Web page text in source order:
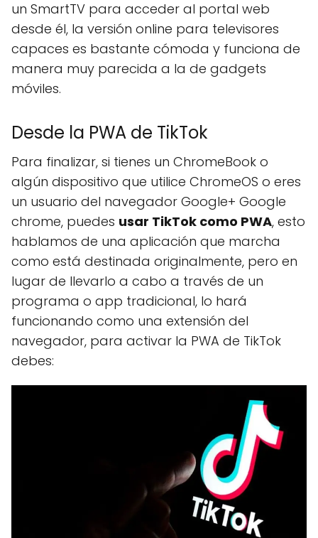
un SmartTV para acceder al portal web
desde él, la versión online para televisores
capaces es bastante cómoda y funciona de
manera muy parecida a la de gadgets
móviles.
Desde la PWA de TikTok
Para finalizar, si tienes un ChromeBook o
algún dispositivo que utilice ChromeOS o eres
un usuario del navegador Google+ Google
chrome, puedes usar TikTok como PWA, esto
hablamos de una aplicación que marcha
como está destinada originalmente, pero en
lugar de llevarlo a cabo a través de un
programa o app tradicional, lo hará
funcionando como una extensión del
navegador, para activar la PWA de TikTok
debes: